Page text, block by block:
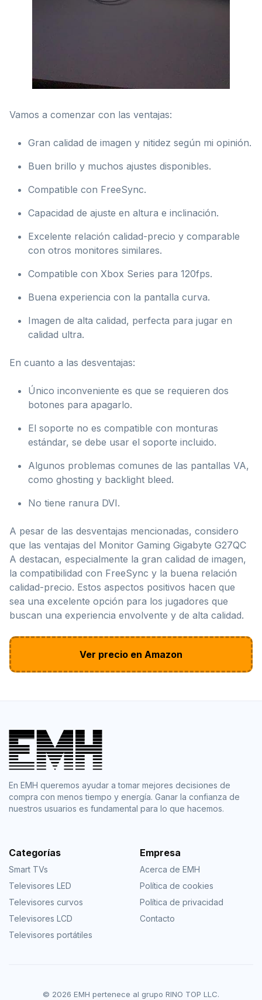
Vamos a comenzar con las ventajas:
Gran calidad de imagen y nitidez según mi opinión.
Buen brillo y muchos ajustes disponibles.
Compatible con FreeSync.
Capacidad de ajuste en altura e inclinación.
Excelente relación calidad-precio y comparable
con otros monitores similares.
Compatible con Xbox Series para 120fps.
Buena experiencia con la pantalla curva.
Imagen de alta calidad, perfecta para jugar en
calidad ultra.
En cuanto a las desventajas:
Único inconveniente es que se requieren dos
botones para apagarlo.
El soporte no es compatible con monturas
estándar, se debe usar el soporte incluido.
Algunos problemas comunes de las pantallas VA,
como ghosting y backlight bleed.
No tiene ranura DVI.
A pesar de las desventajas mencionadas, considero
que las ventajas del Monitor Gaming Gigabyte G27QC
A destacan, especialmente la gran calidad de imagen,
la compatibilidad con FreeSync y la buena relación
calidad-precio. Estos aspectos positivos hacen que
sea una excelente opción para los jugadores que
buscan una experiencia envolvente y de alta calidad.
Ver precio en Amazon
En EMH queremos ayudar a tomar mejores decisiones de
compra con menos tiempo y energía. Ganar la confianza de
nuestros usuarios es fundamental para lo que hacemos.
Categorías
Smart TVs
Televisores LED
Televisores curvos
Televisores LCD
Televisores portátiles
Empresa
Acerca de EMH
Política de cookies
Política de privacidad
Contacto
© 2026 EMH pertenece al grupo RINO TOP LLC.